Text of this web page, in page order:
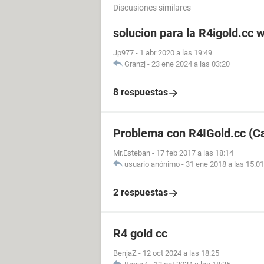
Discusiones similares
solucion para la R4igold.cc
Jp977 - 1 abr 2020 a las 19:49
Granzj - 23 ene 2024 a las 03:20
8 respuestas
Problema con R4IGold.cc
Mr.Esteban - 17 feb 2017 a las 18:14
usuario anónimo - 31 ene 2018 a las 15:01
2 respuestas
R4 gold cc
BenjaZ - 12 oct 2024 a las 18:25